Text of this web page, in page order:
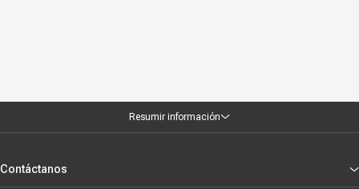
Resumir información
Contáctanos